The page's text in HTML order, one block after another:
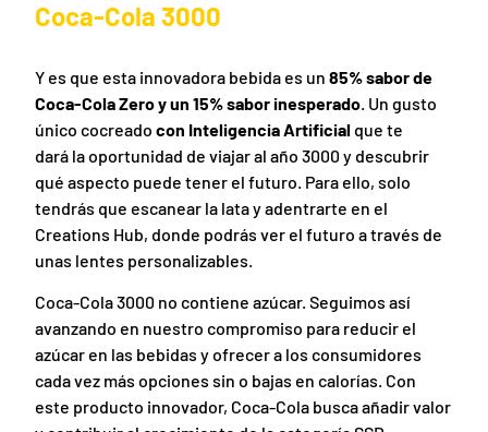
Coca-Cola 3000
Y es que esta innovadora bebida es un85% sabor de
Coca-Cola Zero y un 15% sabor inesperado. Un gusto
único cocreadocon Inteligencia Artificial que te
dará la oportunidad de viajar al año 3000 y descubrir
qué aspecto puede tener el futuro. Para ello, solo
tendrás que escanear la lata y adentrarte en el
Creations Hub, donde podrás ver el futuro a través de
unas lentes personalizables.
Coca-Cola 3000 no contiene azúcar. Seguimos así
avanzando en nuestro compromiso para reducir el
azúcar en las bebidas y ofrecer a los consumidores
cada vez más opciones sin o bajas en calorías. Con
este producto innovador, Coca-Cola busca añadir valor